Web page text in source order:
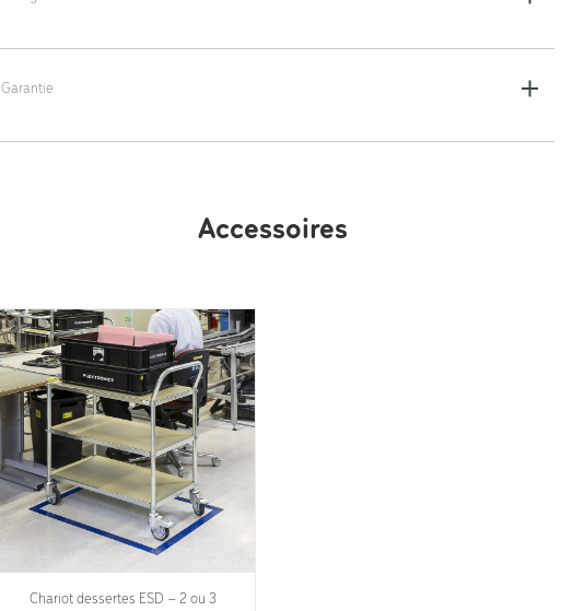
250 kg
Garantie
5 ans
Accessoires
Chariot dessertes ESD – 2 ou 3